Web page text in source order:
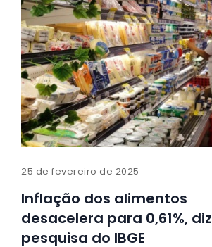
25 de fevereiro de 2025
Inflação dos alimentos
desacelera para 0,61%, diz
pesquisa do IBGE